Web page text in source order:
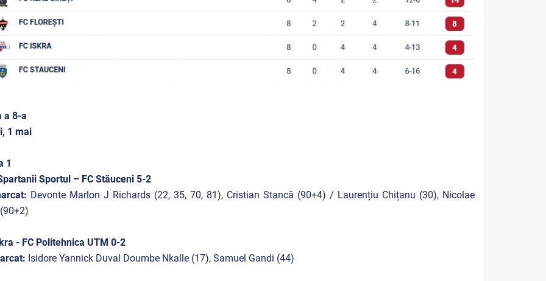
a 8-a
1 mai
1
Sportul – FC Stăuceni 5-2
Devonte Marlon J Richards (22, 35, 70, 81), Cristian Stancă (90+4) / Laurențiu Chițanu (30), Nicolae
- FC Politehnica UTM 0-2
Isidore Yannick Duval Doumbe Nkalle (17), Samuel Gandi (44)